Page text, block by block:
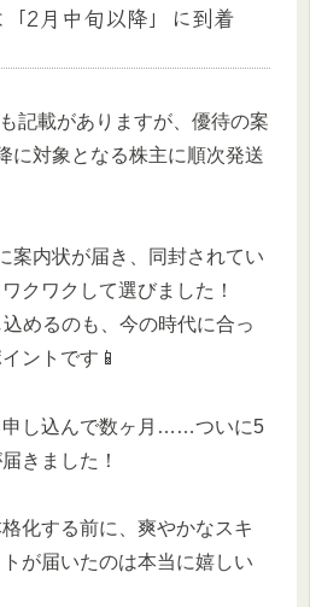
2月中旬以降」に到着
記載がありますが、優待の案
に対象となる株主に順次発送
案内状が届き、同封されてい
クワクして選びました！
めるのも、今の時代に合っ
ントです📱
申し込んで数ヶ月……ついに5
きました！
化する前に、爽やかなスキ
が届いたのは本当に嬉しい